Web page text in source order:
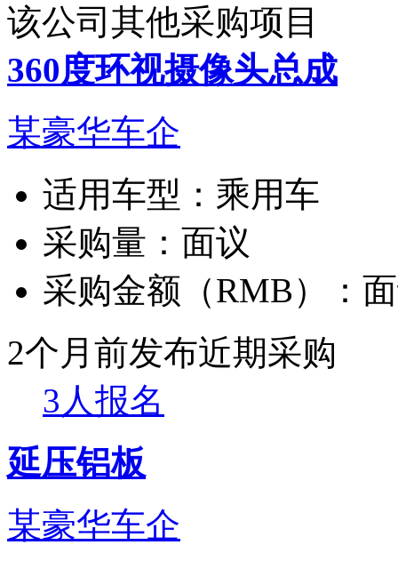
该公司其他采购项目
360度环视摄像头总成
某豪华车企
适用车型： 乘用车
采购量： 面议
采购金额（RMB）：
2个月前发布近期采购
3人报名
延压铝板
某豪华车企